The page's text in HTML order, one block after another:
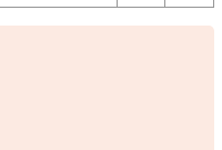
Fuse（ナイロン100％）